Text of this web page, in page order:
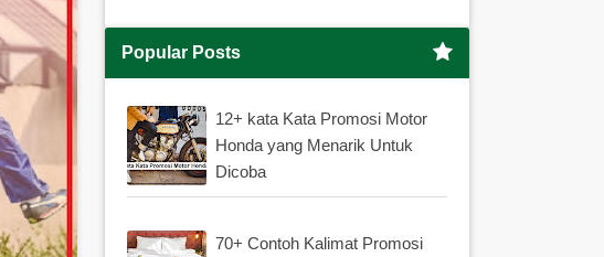
Popular Posts
12+ kata Kata Promosi Motor
Honda yang Menarik Untuk
Dicoba
70+ Contoh Kalimat Promosi